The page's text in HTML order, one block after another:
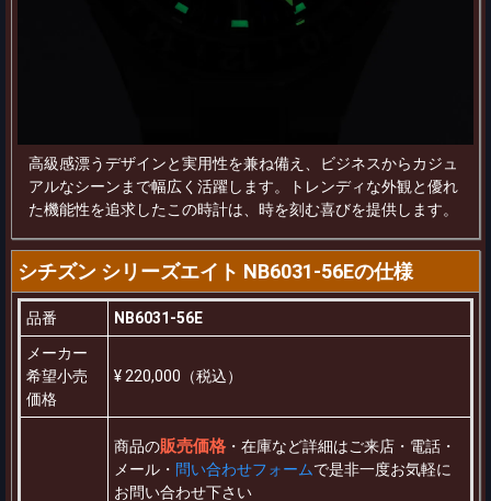
高級感漂うデザインと実用性を兼ね備え、ビジネスからカジュ
アルなシーンまで幅広く活躍します。トレンディな外観と優れ
た機能性を追求したこの時計は、時を刻む喜びを提供します。
シチズン シリーズエイト NB6031-56Eの仕様
品番
NB6031-56E
メーカー
希望小売
価格
¥ 220,000（税込）
商品の販売価格 ・在庫など詳細はご来店・電話・
メール・ 問い合わせフォームで是非一度お気軽に
お問い合わせ下さい